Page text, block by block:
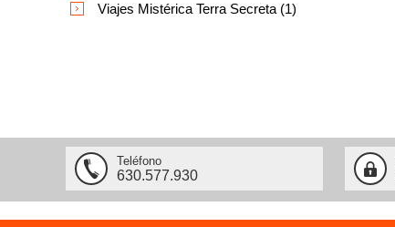
Viajes Mistérica Terra Secreta (1)
Teléfono
630.577.930